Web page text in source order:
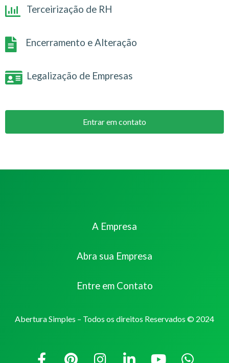
Terceirização de RH
Encerramento e Alteração
Legalização de Empresas
Entrar em contato
A Empresa
Abra sua Empresa
Entre em Contato
Abertura Simples – Todos os direitos Reservados © 2024